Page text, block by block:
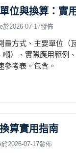
位與換算：實
於2026-07-17發佈
量方式、主要單位（
噸）、實際應用範例
參考表。包含。
算實用指南
2026-07-17發佈